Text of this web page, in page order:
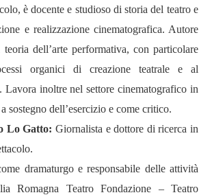
è docente e studioso di storia del teatro e
e realizzazione cinematografica. Autore
dell’arte performativa, con particolare
organici di creazione teatrale e al
Lavora inoltre nel settore cinematografico in
sostegno dell’esercizio e come critico.
Lo Gatto:Giornalista e dottore di ricerca in
dramaturgo e responsabile delle attività
Romagna Teatro Fondazione – Teatro